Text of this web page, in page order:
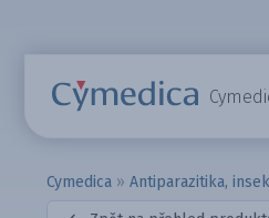
Cymedica » Antiparazitika,